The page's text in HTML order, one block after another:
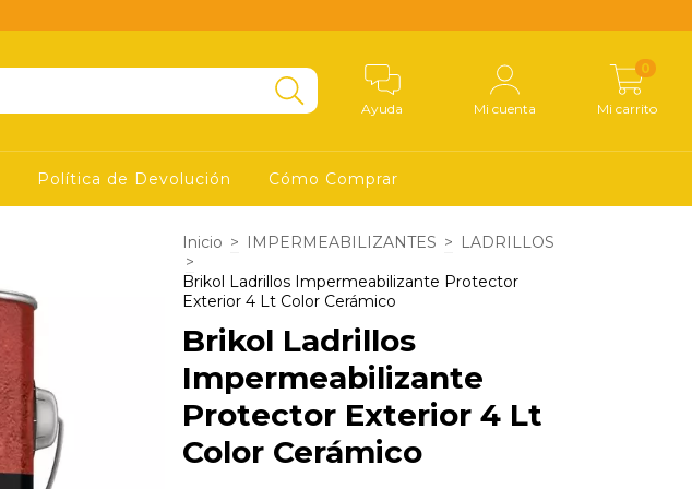
Ayuda Mi cuenta Mi carrito
0
Política de Devolución Cómo Comprar
Inicio > IMPERMEABILIZANTES > LADRILLOS
>
Brikol Ladrillos Impermeabilizante Protector
Exterior 4 Lt Color Cerámico
Brikol Ladrillos
Impermeabilizante
Protector Exterior 4 Lt
Color Cerámico